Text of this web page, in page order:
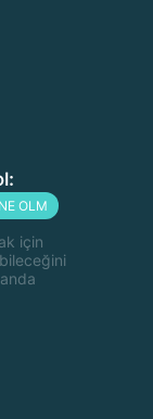
OLM
için